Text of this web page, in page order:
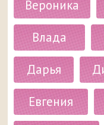
Вероника
Влада
Дарья
Евгения